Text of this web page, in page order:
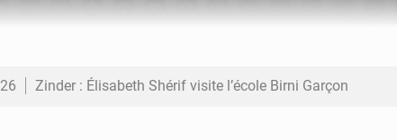
Zinder : Élisabeth Shérif visite l’école Birni Garçon